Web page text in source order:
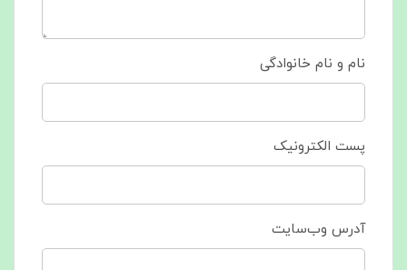
نام و نام خانوادگی
پست الکترونیک
آدرس وب‌سایت